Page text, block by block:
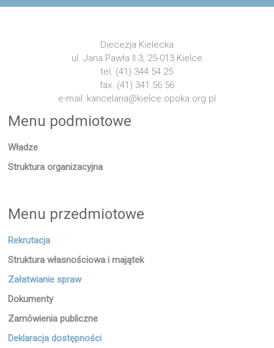
Diecezja Kielecka
ul. Jana Pawła II 3, 25-013 Kielce
tel. (41) 344 54 25
fax. (41) 341 56 56
e-mail: kancelaria@kielce.opoka.org.pl
Menu podmiotowe
Władze
Struktura organizacyjna
Menu przedmiotowe
Rekrutacja
Struktura własnościowa i majątek
Załatwianie spraw
Dokumenty
Zamówienia publiczne
Deklaracja dostępności